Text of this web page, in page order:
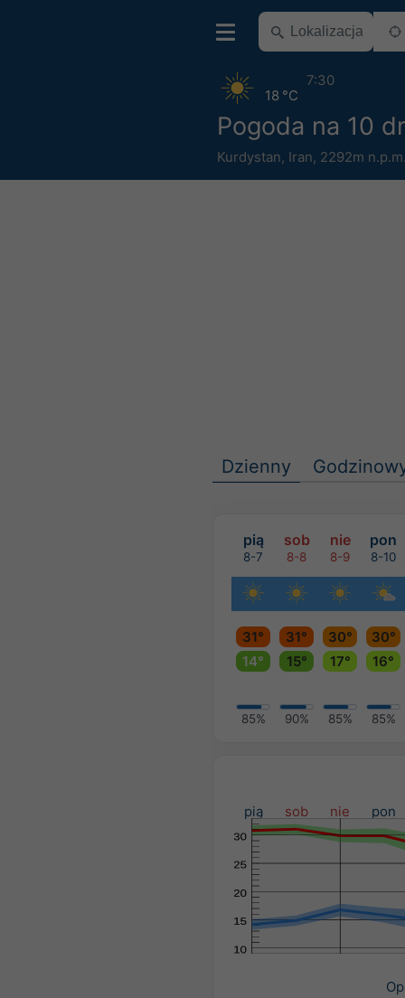
Pogoda na 10
Kurdystan, Iran, 2292m
18 °C
7:30
Dzienny
pią sob nie pon
8-7 8-8 8-9 8-10
31° 31° 30°
30°
14°
15° 17° 16°
85% 90% 85% 85%
pią sob nie pon